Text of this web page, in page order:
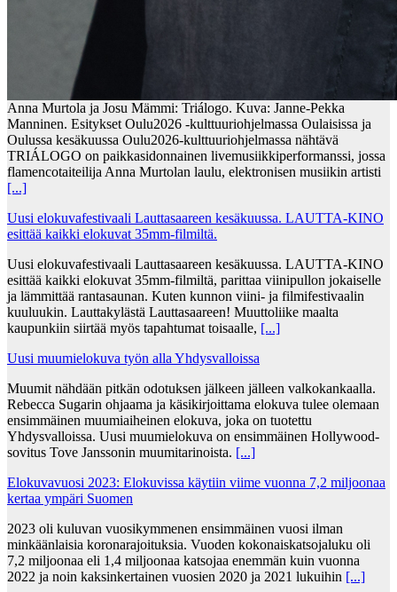
Anna Murtola ja Josu Mämmi: Triálogo. Kuva: Janne-Pekka
Manninen. Esitykset Oulu2026 -kulttuuriohjelmassa Oulaisissa ja
Oulussa kesäkuussa Oulu2026-kulttuuriohjelmassa nähtävä
TRIÁLOGO on paikkasidonnainen livemusiikkiperformanssi, jossa
flamencotaiteilija Anna Murtolan laulu, elektronisen musiikin artisti
[...]
Uusi elokuvafestivaali Lauttasaareen kesäkuussa. LAUTTA-KINO
esittää kaikki elokuvat 35mm-filmiltä.
Uusi elokuvafestivaali Lauttasaareen kesäkuussa. LAUTTA-KINO
esittää kaikki elokuvat 35mm-filmiltä, parittaa viinipullon jokaiselle
ja lämmittää rantasaunan. Kuten kunnon viini- ja filmifestivaalin
kuuluukin. Lauttakylästä Lauttasaareen! Muuttoliike maalta
kaupunkiin siirtää myös tapahtumat toisaalle, [...]
Uusi muumielokuva työn alla Yhdysvalloissa
Muumit nähdään pitkän odotuksen jälkeen jälleen valkokankaalla.
Rebecca Sugarin ohjaama ja käsikirjoittama elokuva tulee olemaan
ensimmäinen muumiaiheinen elokuva, joka on tuotettu
Yhdysvalloissa. Uusi muumielokuva on ensimmäinen Hollywood-
sovitus Tove Janssonin muumitarinoista. [...]
Elokuvavuosi 2023: Elokuvissa käytiin viime vuonna 7,2 miljoonaa
kertaa ympäri Suomen
2023 oli kuluvan vuosikymmenen ensimmäinen vuosi ilman
minkäänlaisia koronarajoituksia. Vuoden kokonaiskatsojaluku oli
7,2 miljoonaa eli 1,4 miljoonaa katsojaa enemmän kuin vuonna
2022 ja noin kaksinkertainen vuosien 2020 ja 2021 lukuihin [...]